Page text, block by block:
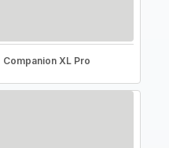
Companion XL Pro